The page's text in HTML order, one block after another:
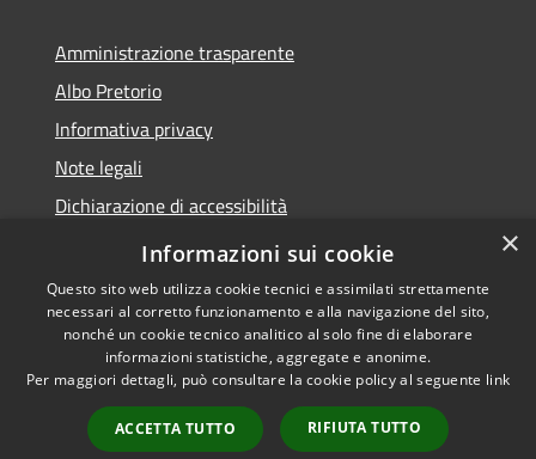
Amministrazione trasparente
Albo Pretorio
Informativa privacy
Note legali
Dichiarazione di accessibilità
Obiettivi di accessibilità
Accessibilità
Copyright © 2026 • Comune di
Ornago • Powered by
Municipium•
Accesso
redazione
×
Informazioni sui cookie
Questo sito web utilizza cookie tecnici e assimilati strettamente
necessari al corretto funzionamento e alla navigazione del sito,
nonché un cookie tecnico analitico al solo fine di elaborare
informazioni statistiche, aggregate e anonime.
Per maggiori dettagli, può consultare la cookie policy al seguente link
ACCETTA TUTTO RIFIUTA TUTTO